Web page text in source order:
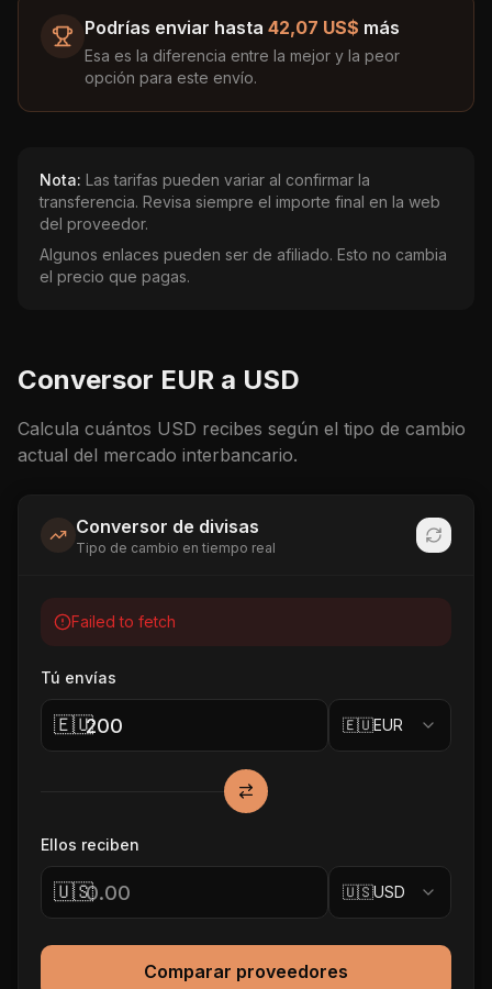
Podrías enviar hasta 42,07 US$ más
Esa es la diferencia entre la mejor y la peor
opción para este envío.
Nota: Las tarifas pueden variar al confirmar la
transferencia. Revisa siempre el importe final en la web
del proveedor.
Algunos enlaces pueden ser de afiliado. Esto no cambia
el precio que pagas.
Conversor EUR a USD
Calcula cuántos USD recibes según el tipo de cambio
actual del mercado interbancario.
Conversor de divisas
Tipo de cambio en tiempo real
Failed to fetch
Tú envías
🇪🇺 🇪🇺EUR
Ellos reciben
🇺🇸 🇺🇸USD
Comparar proveedores